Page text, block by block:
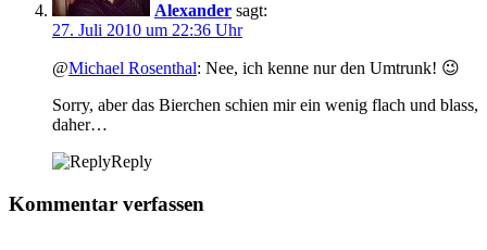
Alexander sagt:
27. Juli 2010 um 22:36 Uhr
@Michael Rosenthal: Nee, ich kenne nur den Umtrunk! 😉
Sorry, aber das Bierchen schien mir ein wenig flach und blass,
daher…
Reply
Kommentar verfassen